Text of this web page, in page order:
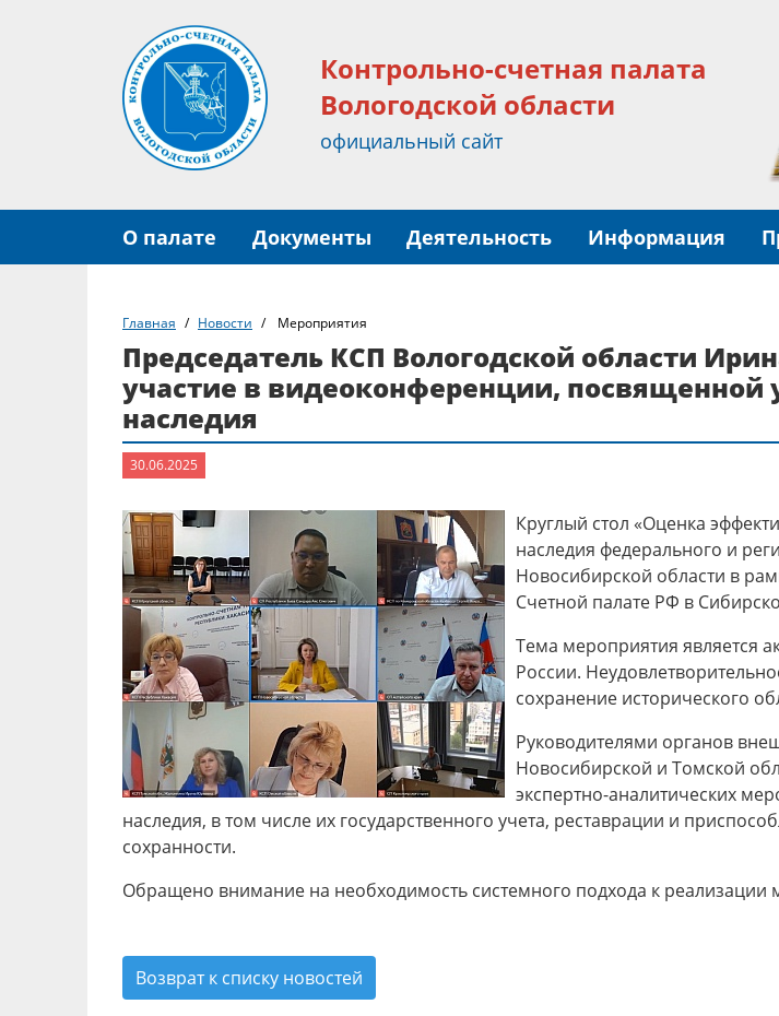
Контрольно-счетная палата
Вологодской области
официальный сайт
О палате Документы Деятельность Информация
Главная Новости Мероприятия
Председатель КСП Вологодской области
участие в видеоконференции, посвященной
наследия
30.06.2025
Круглый стол «Оценка
наследия федерального и
Новосибирской области в
Счетной палате РФ в
Тема мероприятия является
России.
сохранение исторического
Руководителями органов
Новосибирской и Томской
экспертно-аналитических
наследия, в том числе их государственного учета, реставрации и
сохранности.
Обращено внимание на необходимость системного подхода к реализации
Возврат к списку новостей